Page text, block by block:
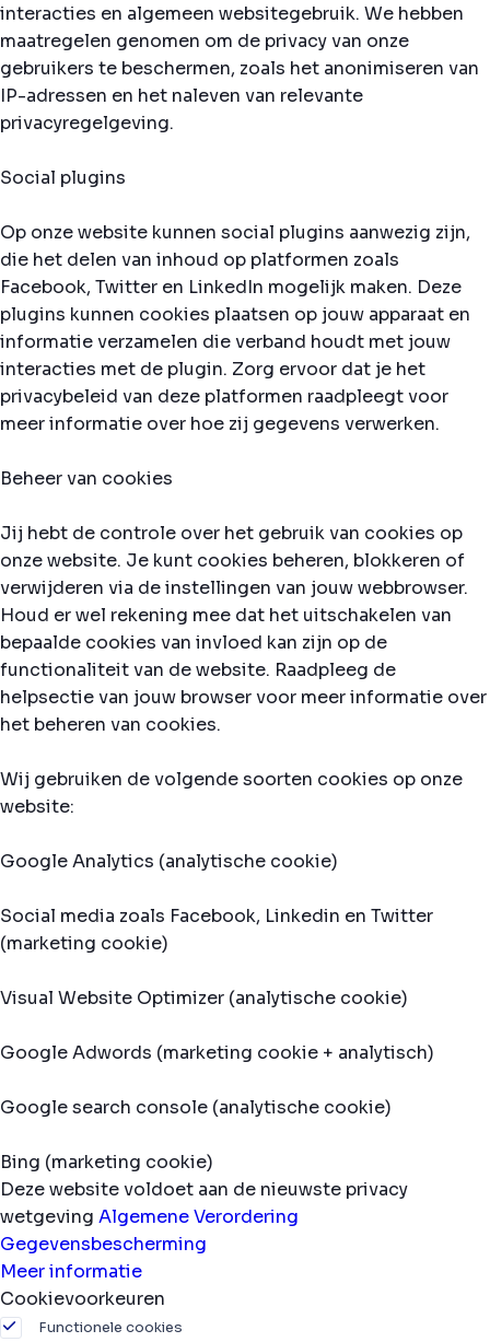
interacties en algemeen websitegebruik. We hebben
maatregelen genomen om de privacy van onze
gebruikers te beschermen, zoals het anonimiseren van
IP-adressen en het naleven van relevante
privacyregelgeving.
Social plugins
Op onze website kunnen social plugins aanwezig zijn,
die het delen van inhoud op platformen zoals
Facebook, Twitter en LinkedIn mogelijk maken. Deze
plugins kunnen cookies plaatsen op jouw apparaat en
informatie verzamelen die verband houdt met jouw
interacties met de plugin. Zorg ervoor dat je het
privacybeleid van deze platformen raadpleegt voor
meer informatie over hoe zij gegevens verwerken.
Beheer van cookies
Jij hebt de controle over het gebruik van cookies op
onze website. Je kunt cookies beheren, blokkeren of
verwijderen via de instellingen van jouw webbrowser.
Houd er wel rekening mee dat het uitschakelen van
bepaalde cookies van invloed kan zijn op de
functionaliteit van de website. Raadpleeg de
helpsectie van jouw browser voor meer informatie over
het beheren van cookies.
Wij gebruiken de volgende soorten cookies op onze
website:
Google Analytics (analytische cookie)
Social media zoals Facebook, Linkedin en Twitter
(marketing cookie)
Visual Website Optimizer (analytische cookie)
Google Adwords (marketing cookie + analytisch)
Google search console (analytische cookie)
Bing (marketing cookie)
Deze website voldoet aan de nieuwste privacy
wetgeving Algemene Verordering
Gegevensbescherming
Meer informatie
Cookievoorkeuren
Functionele cookies